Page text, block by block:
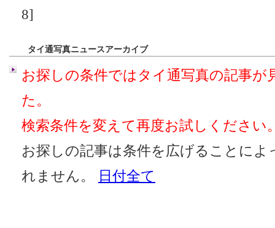
8]
タイ通写真ニュースアーカイブ
お探しの条件ではタイ通写真の記事が
た。
検索条件を変えて再度お試しください
お探しの記事は条件を広げることに
れません。
日付全て